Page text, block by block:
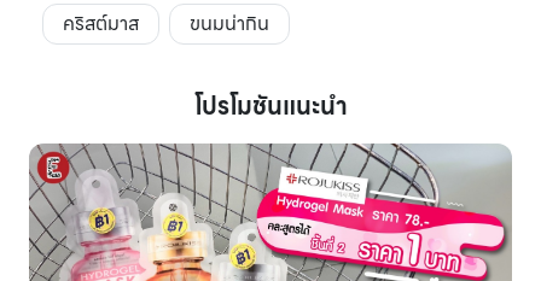
คริสต์มาส
ขนมน่ากิน
โปรโมชันแนะนำ